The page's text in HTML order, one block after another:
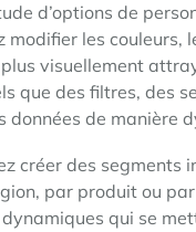
d’options de
modifier les
visuellement
que des filtres, des
données de manière
créer des
par produit ou
qui se